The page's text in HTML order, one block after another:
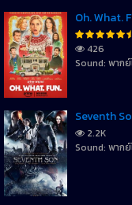
Oh. What.
426
Sound: พาก
Seventh
2.2K
Sound: พาก